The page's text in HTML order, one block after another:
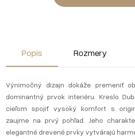
Popis Rozmery
Výnimočný dizajn dokáže premeniť
dominantný prvok interiéru. Kreslo
cieľom spojiť vysoký komfort s
zaujme na prvý pohľad. Jeho
elegantné drevené prvky vytvárajú